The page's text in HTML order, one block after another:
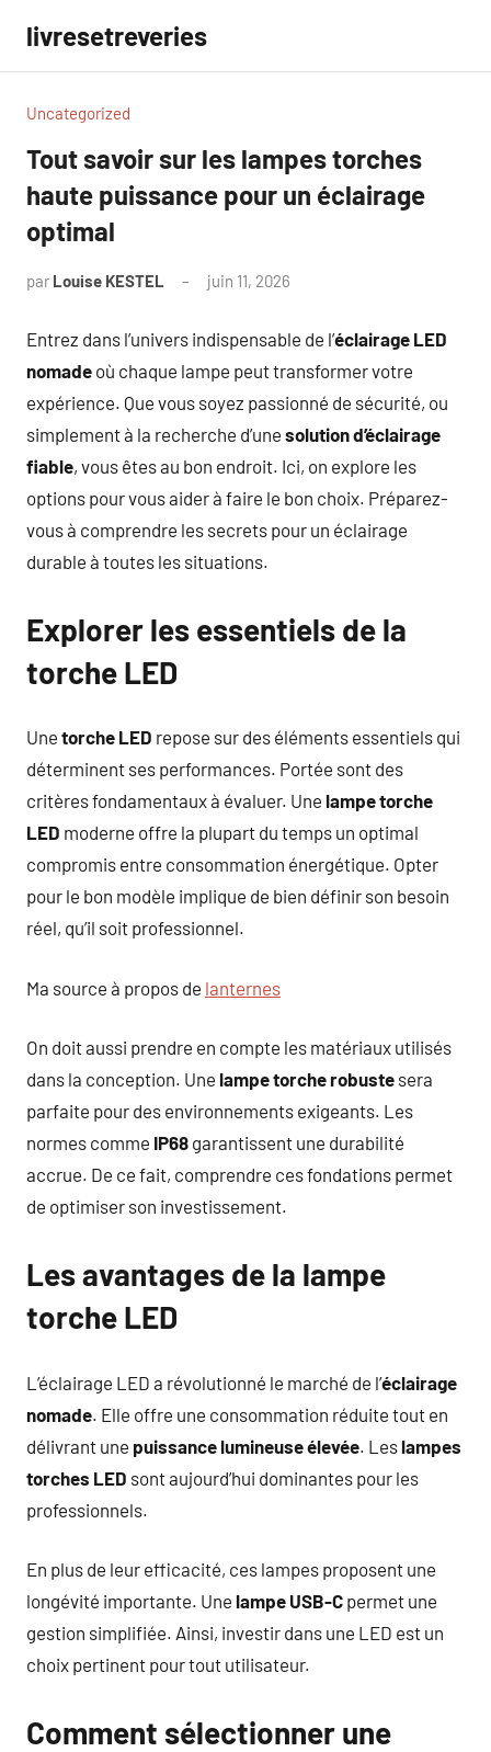
contenu
livresetreveries
Uncategorized
Tout savoir sur les lampes torches
haute puissance pour un éclairage
optimal
par Louise KESTEL juin 11, 2026
Entrez dans l’univers indispensable de l’éclairage LED
nomade où chaque lampe peut transformer votre
expérience. Que vous soyez passionné de sécurité, ou
simplement à la recherche d’une solution d’éclairage
fiable, vous êtes au bon endroit. Ici, on explore les
options pour vous aider à faire le bon choix. Préparez-
vous à comprendre les secrets pour un éclairage
durable à toutes les situations.
Explorer les essentiels de la
torche LED
Une torche LED repose sur des éléments essentiels qui
déterminent ses performances. Portée sont des
critères fondamentaux à évaluer. Une lampe torche
LED moderne offre la plupart du temps un optimal
compromis entre consommation énergétique. Opter
pour le bon modèle implique de bien définir son besoin
réel, qu’il soit professionnel.
Ma source à propos de lanternes
On doit aussi prendre en compte les matériaux utilisés
dans la conception. Une lampe torche robuste sera
parfaite pour des environnements exigeants. Les
normes comme IP68 garantissent une durabilité
accrue. De ce fait, comprendre ces fondations permet
de optimiser son investissement.
Les avantages de la lampe
torche LED
L’éclairage LED a révolutionné le marché de l’éclairage
nomade. Elle offre une consommation réduite tout en
délivrant une puissance lumineuse élevée. Leslampes
torches LED sont aujourd’hui dominantes pour les
professionnels.
En plus de leur efficacité, ces lampes proposent une
longévité importante. Une lampe USB-C permet une
gestion simplifiée. Ainsi, investir dans une LED est un
choix pertinent pour tout utilisateur.
Comment sélectionner une